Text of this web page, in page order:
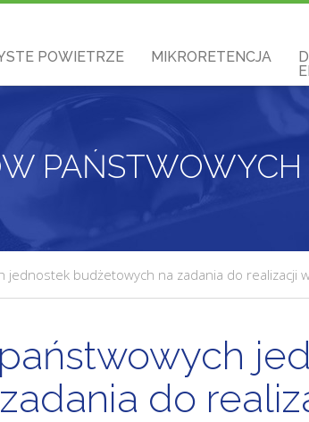
POWIETRZE MIKRORETENCJA
jednostek budżetowych na zadania do realizacji
do